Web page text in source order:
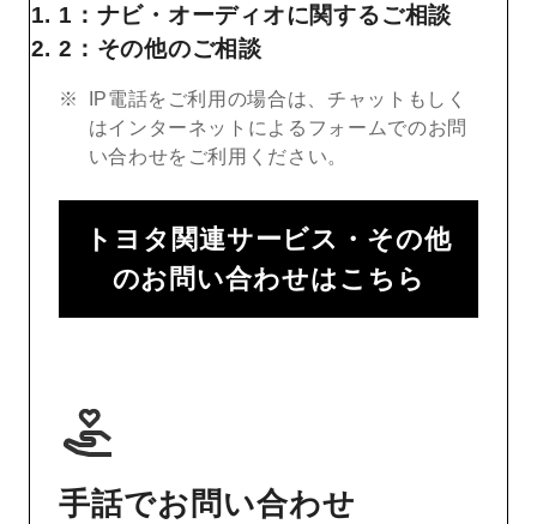
1：ナビ・オーディオに関するご相談
2：その他のご相談
IP電話をご利用の場合は、チャットもしく
はインターネットによるフォームでのお問
い合わせをご利用ください。
トヨタ関連サービス・その他
のお問い合わせはこちら
手話でお問い合わせ